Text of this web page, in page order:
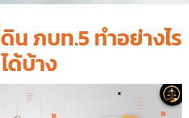
ภบท.5 ทำอย่างไร
ได้บ้าง